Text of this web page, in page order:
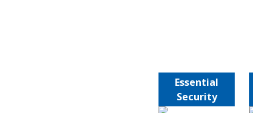
Essential
Security